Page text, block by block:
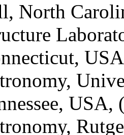
North
USA,